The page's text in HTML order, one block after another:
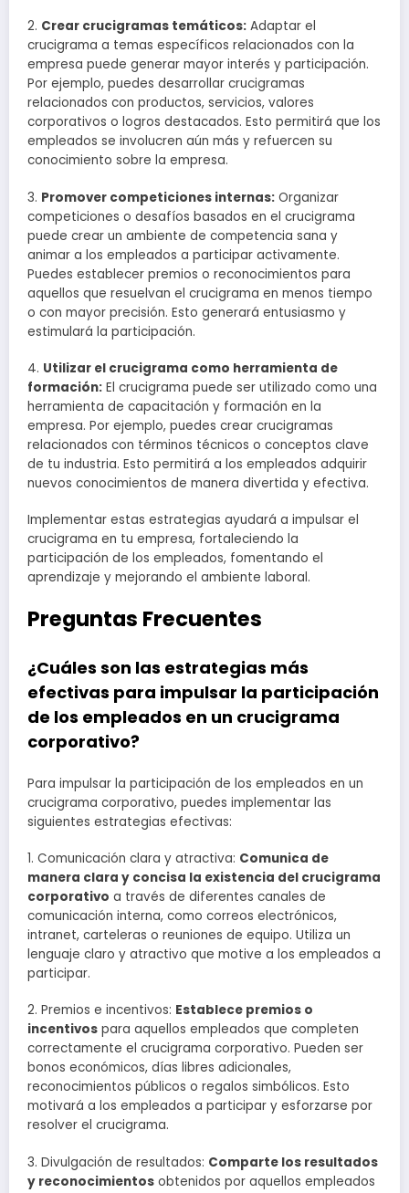
2. Crear crucigramas temáticos: Adaptar el
crucigrama a temas específicos relacionados con la
empresa puede generar mayor interés y participación.
Por ejemplo, puedes desarrollar crucigramas
relacionados con productos, servicios, valores
corporativos o logros destacados. Esto permitirá que los
empleados se involucren aún más y refuercen su
conocimiento sobre la empresa.
3. Promover competiciones internas: Organizar
competiciones o desafíos basados en el crucigrama
puede crear un ambiente de competencia sana y
animar a los empleados a participar activamente.
Puedes establecer premios o reconocimientos para
aquellos que resuelvan el crucigrama en menos tiempo
o con mayor precisión. Esto generará entusiasmo y
estimulará la participación.
4. Utilizar el crucigrama como herramienta de
formación: El crucigrama puede ser utilizado como una
herramienta de capacitación y formación en la
empresa. Por ejemplo, puedes crear crucigramas
relacionados con términos técnicos o conceptos clave
de tu industria. Esto permitirá a los empleados adquirir
nuevos conocimientos de manera divertida y efectiva.
Implementar estas estrategias ayudará a impulsar el
crucigrama en tu empresa, fortaleciendo la
participación de los empleados, fomentando el
aprendizaje y mejorando el ambiente laboral.
Preguntas Frecuentes
¿Cuáles son las estrategias más
efectivas para impulsar la participación
de los empleados en un crucigrama
corporativo?
Para impulsar la participación de los empleados en un
crucigrama corporativo, puedes implementar las
siguientes estrategias efectivas:
1. Comunicación clara y atractiva: Comunica de
manera clara y concisa la existencia del crucigrama
corporativo a través de diferentes canales de
comunicación interna, como correos electrónicos,
intranet, carteleras o reuniones de equipo. Utiliza un
lenguaje claro y atractivo que motive a los empleados a
participar.
2. Premios e incentivos: Establece premios o
incentivos para aquellos empleados que completen
correctamente el crucigrama corporativo. Pueden ser
bonos económicos, días libres adicionales,
reconocimientos públicos o regalos simbólicos. Esto
motivará a los empleados a participar y esforzarse por
resolver el crucigrama.
3. Divulgación de resultados: Comparte los resultados
y reconocimientos obtenidos por aquellos empleados